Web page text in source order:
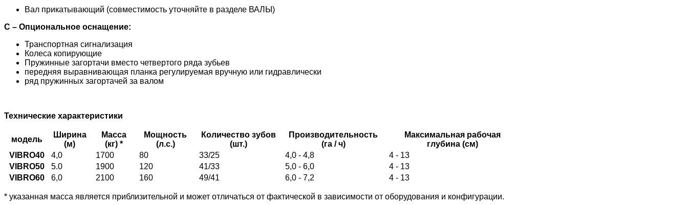
Вал прикатывающий (совместимость уточняйте в разделе ВАЛЫ)
C – Опциональное оснащение:
Транспортная сигнализация
Колеса копирующие
Пружинные загортачи вместо четвертого ряда зубьев
передняя выравнивающая планка регулируемая вручную или гидравлически
ряд пружинных загортачей за валом
Технические характеристики
модель
Ширина
(м)
Масса
(кг) *
Мощность
(л.с.)
Количество зубов
(шт.)
Производительность
(га / ч)
Максимальная рабочая
глубина (см)
VIBRO40
4,0 1700 80 33/25 4,0 - 4,8
4 - 13
VIBRO50
5.0 1900 120 41/33 5,0 - 6,0
4 - 13
VIBRO60
6,0 2100 160 49/41 6,0 - 7,2 4 - 13
* указанная масса является приблизительной и может отличаться от фактической в зависимости от оборудования и конфигурации.